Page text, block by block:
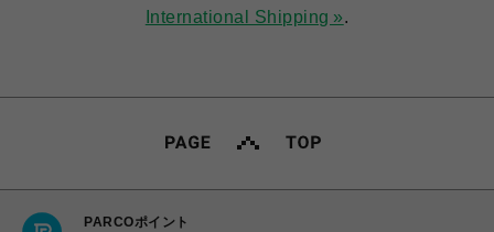
International Shipping ».
PARCOポイント